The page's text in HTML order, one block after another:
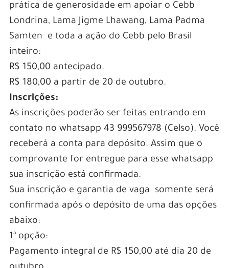
prática de generosidade em apoiar o Cebb
Londrina, Lama Jigme Lhawang, Lama Padma
Samten e toda a ação do Cebb pelo Brasil
inteiro:
R$ 150,00 antecipado.
R$ 180,00 a partir de 20 de outubro.
Inscrições:
As inscrições poderão ser feitas entrando em
contato no whatsapp 43 999567978 (Celso). Você
receberá a conta para depósito. Assim que o
comprovante for entregue para esse whatsapp
sua inscrição está confirmada.
Sua inscrição e garantia de vaga somente será
confirmada após o depósito de uma das opções
abaixo:
1ª opção:
Pagamento integral de R$ 150,00 até dia 20 de